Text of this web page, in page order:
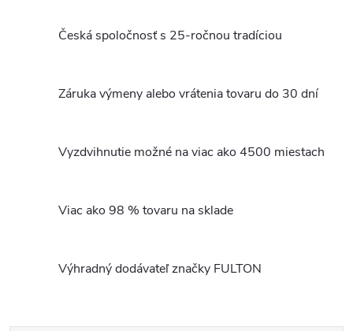
Česká spoločnosť s 25-ročnou tradíciou
Záruka výmeny alebo vrátenia tovaru do 30 dní
Vyzdvihnutie možné na viac ako 4500 miestach
Viac ako 98 % tovaru na sklade
Výhradný dodávateľ značky FULTON